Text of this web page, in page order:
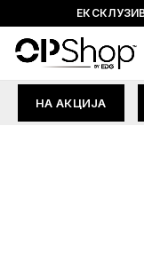
НА АКЦИЈА